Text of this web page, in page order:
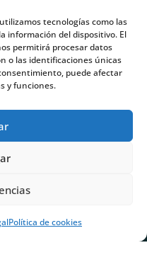
tecnologías como las
información del dispositivo. El
permitirá procesar datos
o las identificaciones únicas
puede afectar
y funciones.
Política de cookies